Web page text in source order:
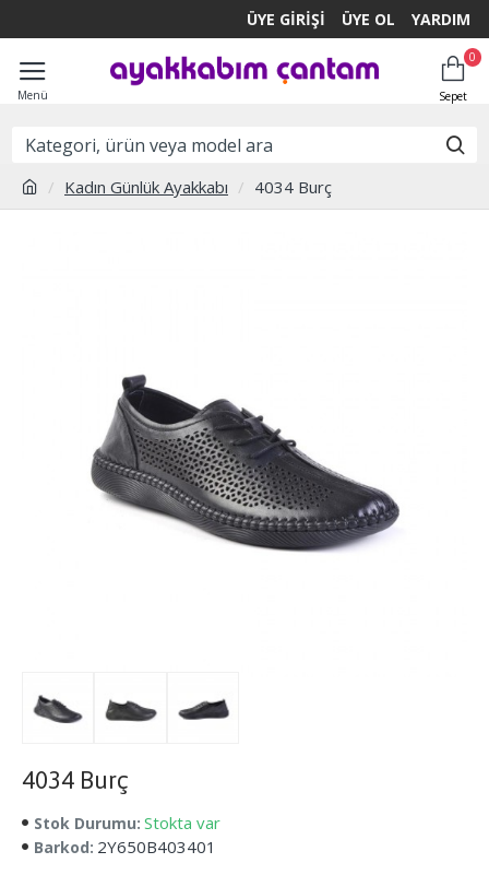
ÜYE GIRIŞI ÜYE OL YARDIM
0
Kadın Günlük Ayakkabı 4034 Burç
4034 Burç
Stok Durumu: Stokta var
Barkod: 2Y650B403401